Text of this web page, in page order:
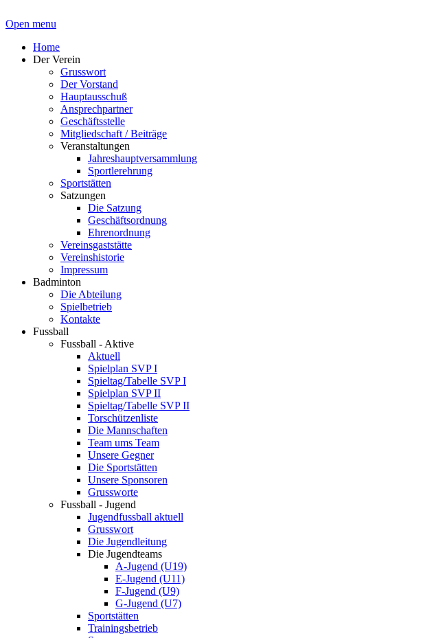
Open menu
Home
Der Verein
Grusswort
Der Vorstand
Hauptausschuß
Ansprechpartner
Geschäftsstelle
Mitgliedschaft / Beiträge
Veranstaltungen
Jahreshauptversammlung
Sportlerehrung
Sportstätten
Satzungen
Die Satzung
Geschäftsordnung
Ehrenordnung
Vereinsgaststätte
Vereinshistorie
Impressum
Badminton
Die Abteilung
Spielbetrieb
Kontakte
Fussball
Fussball - Aktive
Aktuell
Spielplan SVP I
Spieltag/Tabelle SVP I
Spielplan SVP II
Spieltag/Tabelle SVP II
Torschützenliste
Die Mannschaften
Team ums Team
Unsere Gegner
Die Sportstätten
Unsere Sponsoren
Grussworte
Fussball - Jugend
Jugendfussball aktuell
Grusswort
Die Jugendleitung
Die Jugendteams
A-Jugend (U19)
E-Jugend (U11)
F-Jugend (U9)
G-Jugend (U7)
Sportstätten
Trainingsbetrieb